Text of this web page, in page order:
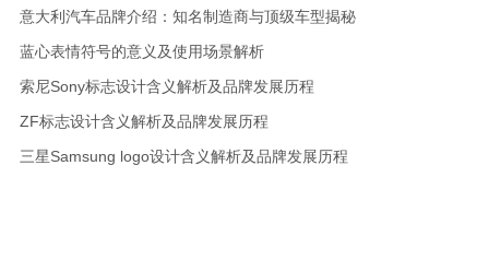
意大利汽车品牌介绍：知名制造商与顶级车型揭秘
蓝心表情符号的意义及使用场景解析
索尼Sony标志设计含义解析及品牌发展历程
ZF标志设计含义解析及品牌发展历程
三星Samsung logo设计含义解析及品牌发展历程